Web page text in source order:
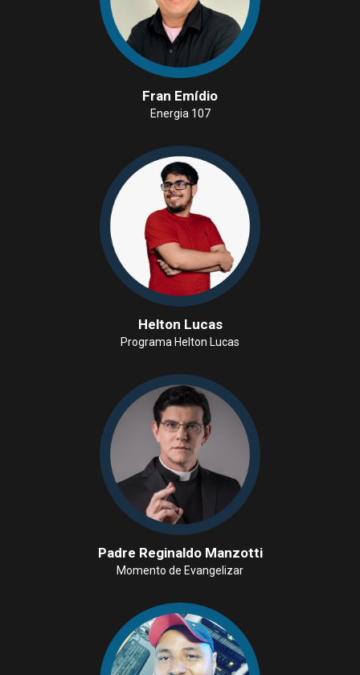
Fran Emídio
Energia 107
Helton Lucas
Programa Helton Lucas
Padre Reginaldo Manzotti
Momento de Evangelizar